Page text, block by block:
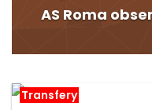
AS Roma
Transfery